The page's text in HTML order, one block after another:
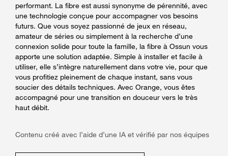
performant. La fibre est aussi synonyme de pérennité, avec
une technologie conçue pour accompagner vos besoins
futurs. Que vous soyez passionné de jeux en réseau,
amateur de séries ou simplement à la recherche d’une
connexion solide pour toute la famille, la fibre à Ossun vous
apporte une solution adaptée. Simple à installer et facile à
utiliser, elle s’intègre naturellement dans votre vie, pour que
vous profitiez pleinement de chaque instant, sans vous
soucier des détails techniques. Avec Orange, vous êtes
accompagné pour une transition en douceur vers le très
haut débit.
Contenu créé avec l’aide d’une IA et vérifié par nos équipes